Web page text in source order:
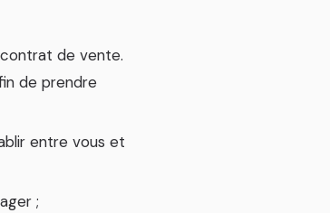
de vente.
de prendre
entre vous et
;